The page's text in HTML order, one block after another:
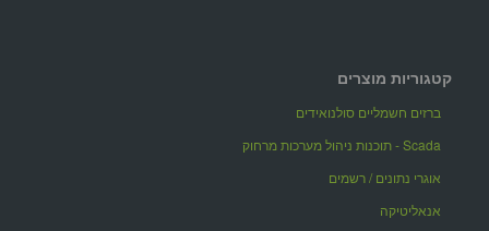
קטגוריות מוצרים
ברזים חשמליים סולנואידים
Scada - תוכנות ניהול מערכות מרחוק
אוגרי נתונים / רשמים
אנאליטיקה